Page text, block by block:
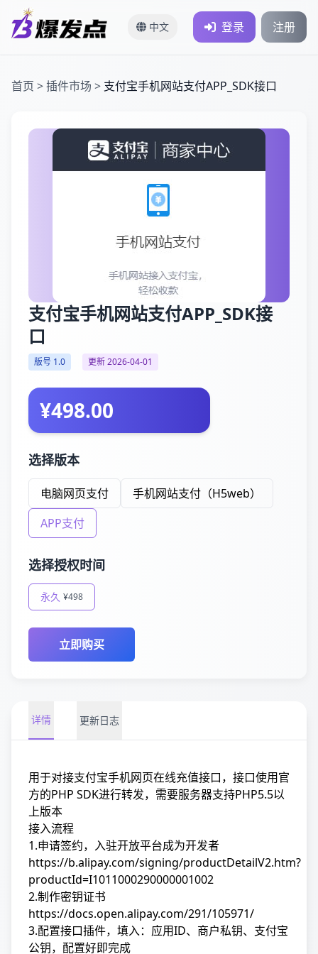
中文 登录 注册
首页 >插件市场 > 支付宝手机网站支付APP_SDK接口
支付宝手机网站支付APP_SDK接
口
版号 1.0 更新 2026-04-01
¥498.00
选择版本
电脑网页支付
手机网站支付（H5web）
APP支付
选择授权时间
永久 ¥498
立即购买
详情 更新日志
用于对接支付宝手机网页在线充值接口，接口使用官
方的PHP SDK进行转发，需要服务器支持PHP5.5以
上版本
接入流程
1.申请签约，入驻开放平台成为开发者
https://b.alipay.com/signing/productDetailV2.htm?
productId=I1011000290000001002
2.制作密钥证书
https://docs.open.alipay.com/291/105971/
3.配置接口插件，填入：应用ID、商户私钥、支付宝
公钥，配置好即完成